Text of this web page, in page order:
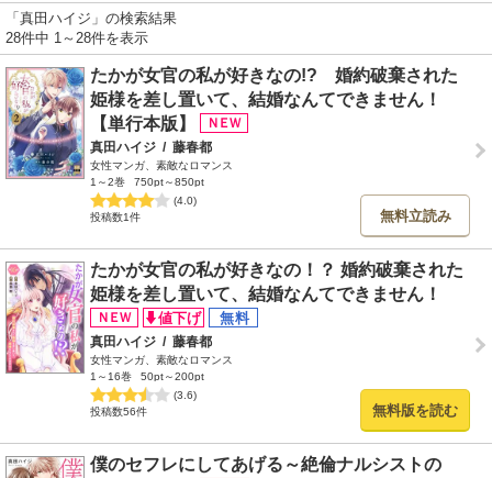
「真田ハイジ」の検索結果
28件中 1～28件を表示
たかが女官の私が好きなの!? 婚約破棄された
姫様を差し置いて、結婚なんてできません！
【単行本版】
真田ハイジ / 藤春都
女性マンガ、素敵なロマンス
1～2巻
750pt～850pt
(4.0)
投稿数1件
無料立読み
たかが女官の私が好きなの！？ 婚約破棄された
姫様を差し置いて、結婚なんてできません！
真田ハイジ / 藤春都
女性マンガ、素敵なロマンス
1～16巻
50pt～200pt
(3.6)
投稿数56件
無料版を読む
僕のセフレにしてあげる～絶倫ナルシストの